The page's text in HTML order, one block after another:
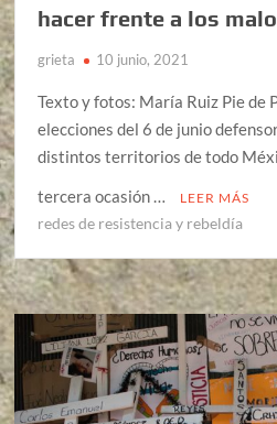
hacer frente a los
grieta 10 junio, 2021
Texto y fotos: María Ruiz Pie de
elecciones del 6 de junio
distintos territorios de todo
tercera ocasión …
LEER MÁS
redes de resistencia y rebeldía